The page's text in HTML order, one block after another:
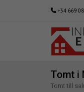
+34 669
Tomt i
Tomt till